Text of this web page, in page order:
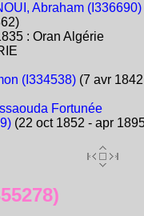
Abraham (I336690)
: Oran Algérie
(I334538)(7 avr
Fortunée
(22 oct 1852 - apr